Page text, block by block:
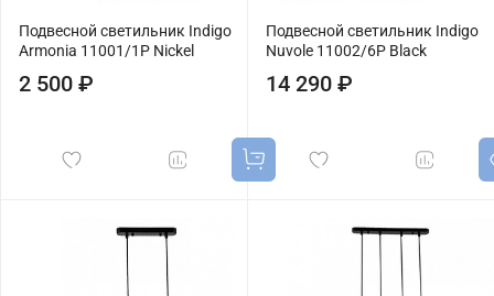
Подвесной светильник Indigo
Armonia 11001/1P Nickel
2 500 ₽
Подвесной светильник Indigo
Nuvole 11002/6P Black
14 290 ₽